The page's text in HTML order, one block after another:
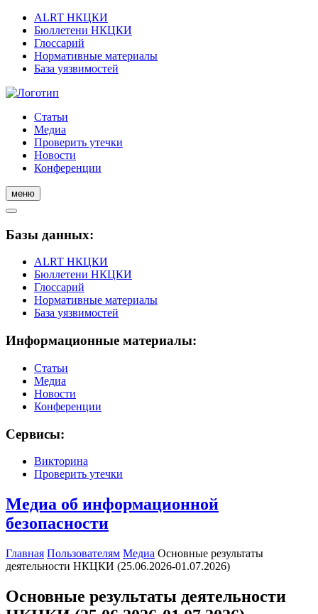
ALRT НКЦКИ
Бюллетени НКЦКИ
Глоссарий
Нормативные материалы
База уязвимостей
Статьи
Медиа
Проверить утечки
Новости
Конференции
меню
Базы данных:
ALRT НКЦКИ
Бюллетени НКЦКИ
Глоссарий
Нормативные материалы
База уязвимостей
Информационные материалы:
Статьи
Медиа
Новости
Конференции
Сервисы:
Викторина
Проверить утечки
Медиа об информационной
безопасности
Главная Пользователям Медиа Основные результаты
деятельности НКЦКИ (25.06.2026-01.07.2026)
Основные результаты деятельности